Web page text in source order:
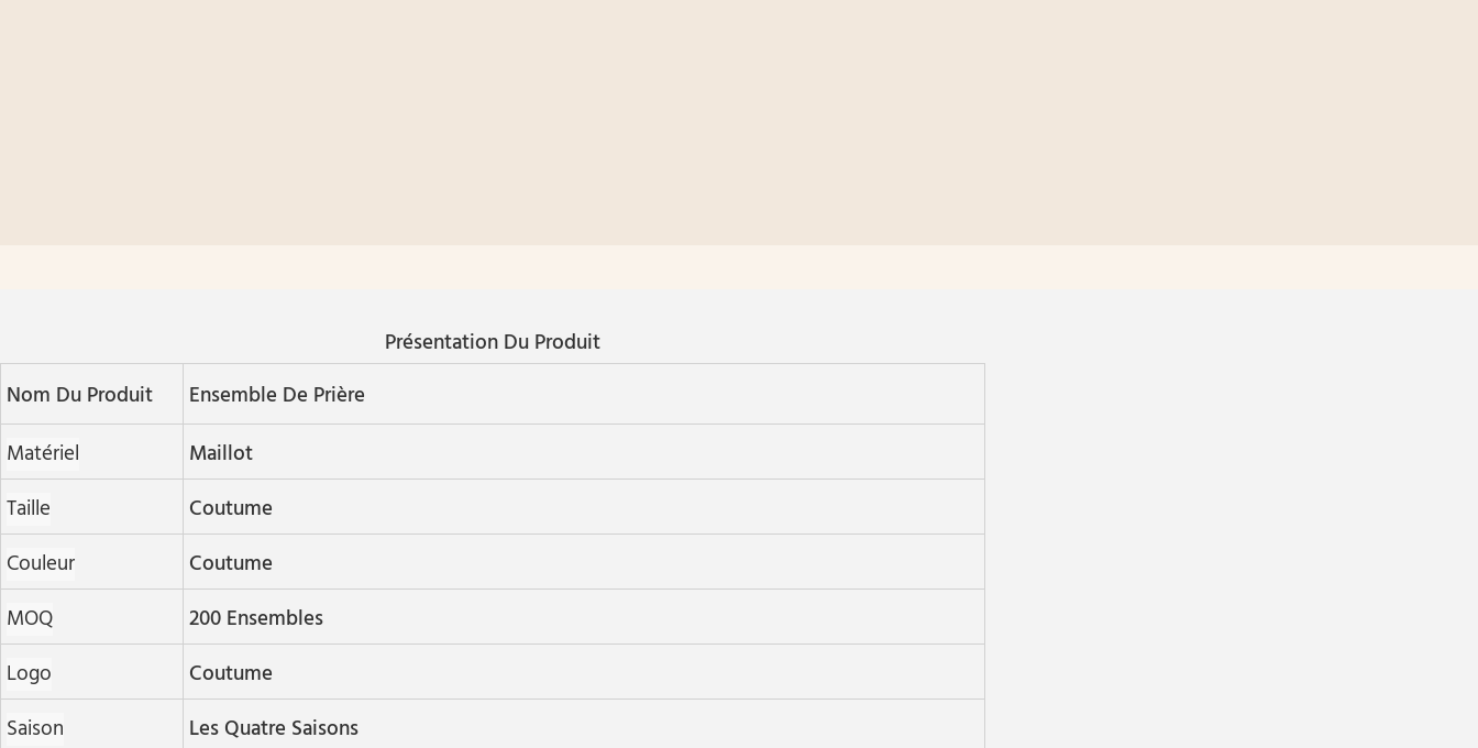
Présentation Du Produit
Nom Du Produit
Ensemble De Prière
Matériel
Maillot
Taille
Coutume
Couleur
Coutume
MOQ
200 Ensembles
Logo
Coutume
Saison
Les Quatre Saisons